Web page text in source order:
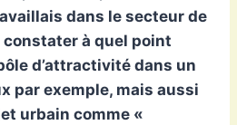
dans le secteur de
constater à quel point
d’attractivité dans un
par exemple, mais aussi
urbain comme «